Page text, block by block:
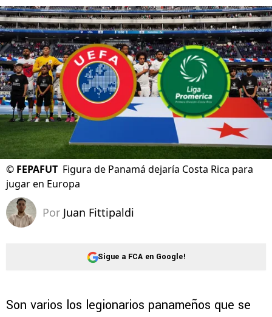
© FEPAFUT Figura de Panamá dejaría Costa Rica para
jugar en Europa
Por Juan Fittipaldi
Sigue a FCA en Google!
Son varios los legionarios panameños que se